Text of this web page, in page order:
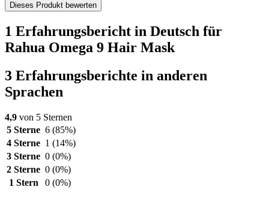
Dieses Produkt bewerten
1 Erfahrungsbericht in Deutsch für
Rahua Omega 9 Hair Mask
3 Erfahrungsberichte in anderen
Sprachen
4,9 von 5 Sternen
5 Sterne 6 (85%)
4 Sterne 1 (14%)
3 Sterne 0 (0%)
2 Sterne 0 (0%)
1 Stern
0 (0%)